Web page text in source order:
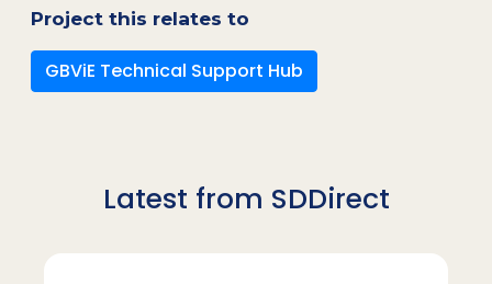
Project this relates to
GBViE Technical Support Hub
Latest from SDDirect